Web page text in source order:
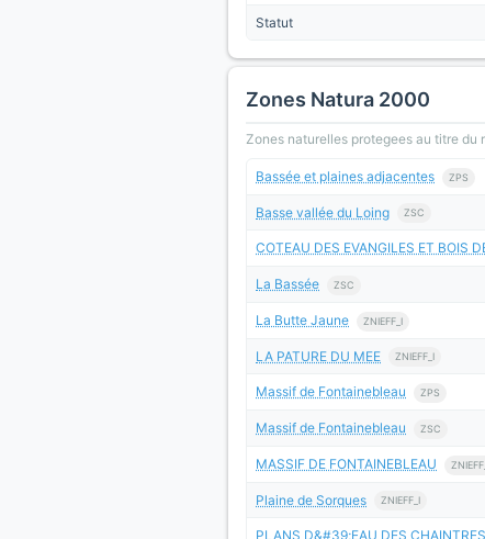
Statut
Zones Natura 2000
Zones naturelles protegees au titre du
Bassée et plaines adjacentes ZPS
Basse vallée du Loing ZSC
COTEAU DES EVANGILES ET BOIS
La Bassée ZSC
La Butte Jaune ZNIEFF_I
LA PATURE DU MEE ZNIEFF_I
Massif de Fontainebleau ZPS
Massif de Fontainebleau ZSC
MASSIF DE FONTAINEBLEAU
Plaine de Sorques ZNIEFF_I
PLANS D&#39;EAU DES